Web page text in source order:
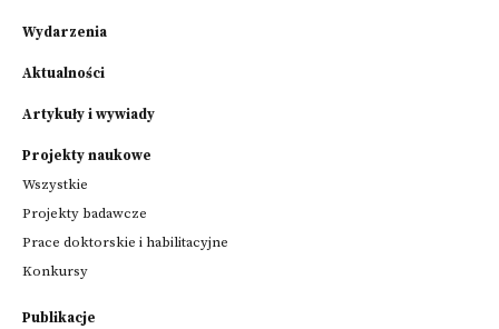
Wydarzenia
Aktualności
Artykuły i wywiady
Projekty naukowe
Wszystkie
Projekty badawcze
Prace doktorskie i habilitacyjne
Konkursy
Publikacje